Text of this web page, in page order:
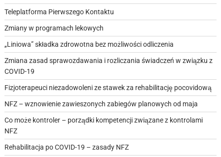
Teleplatforma Pierwszego Kontaktu
Zmiany w programach lekowych
„Liniowa” składka zdrowotna bez możliwości odliczenia
Zmiana zasad sprawozdawania i rozliczania świadczeń w związku z
COVID-19
Fizjoterapeuci niezadowoleni ze stawek za rehabilitację pocovidową
NFZ – wznowienie zawieszonych zabiegów planowych od maja
Co może kontroler – porządki kompetencji związane z kontrolami
NFZ
Rehabilitacja po COVID-19 – zasady NFZ